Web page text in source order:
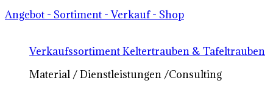
Angebot - Sortiment - Verkauf - Shop
Verkaufssortiment Keltertrauben & Tafeltrauben
Material / Dienstleistungen /Consulting